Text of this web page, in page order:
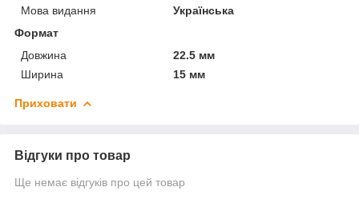
Мова видання
Українська
Формат
Довжина
22.5 мм
Ширина
15 мм
Приховати
Відгуки про товар
Ще немає відгуків про цей товар